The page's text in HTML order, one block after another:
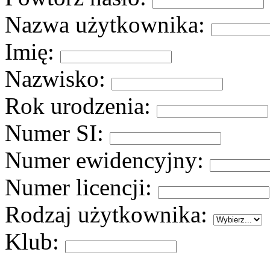
Nazwa użytkownika:
Imię:
Nazwisko:
Rok urodzenia:
Numer SI:
Numer ewidencyjny:
Numer licencji:
Rodzaj użytkownika:
Klub: